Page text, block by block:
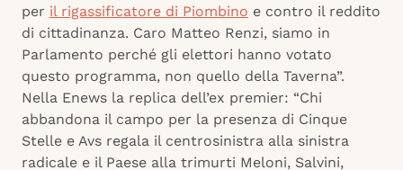
per il rigassificatore di Piombino e contro il reddito
di cittadinanza. Caro Matteo Renzi, siamo in
Parlamento perché gli elettori hanno votato
questo programma, non quello della Taverna”.
Nella Enews la replica dell’ex premier: “Chi
abbandona il campo per la presenza di Cinque
Stelle e Avs regala il centrosinistra alla sinistra
radicale e il Paese alla trimurti Meloni, Salvini,